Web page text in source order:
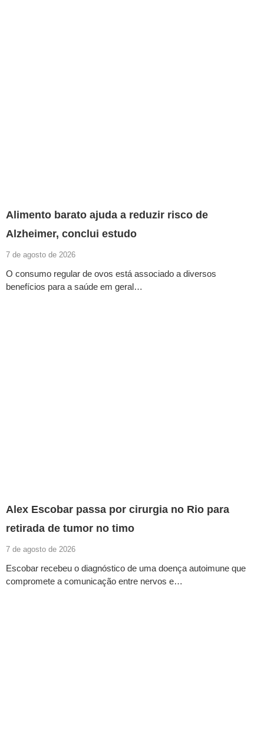
Alimento barato ajuda a reduzir risco de
Alzheimer, conclui estudo
7 de agosto de 2026
O consumo regular de ovos está associado a diversos
benefícios para a saúde em geral…
Alex Escobar passa por cirurgia no Rio para
retirada de tumor no timo
7 de agosto de 2026
Escobar recebeu o diagnóstico de uma doença autoimune que
compromete a comunicação entre nervos e…